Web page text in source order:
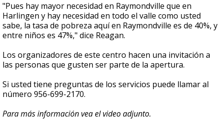
"Pues hay mayor necesidad en Raymondville que en
Harlingen y hay necesidad en todo el valle como usted
sabe, la tasa de pobreza aquí en Raymondville es de 40%, y
entre niños es 47%," dice Reagan.
Los organizadores de este centro hacen una invitación a
las personas que gusten ser parte de la apertura.
Si usted tiene preguntas de los servicios puede llamar al
número 956-699-2170.
Para más información vea el video adjunto.